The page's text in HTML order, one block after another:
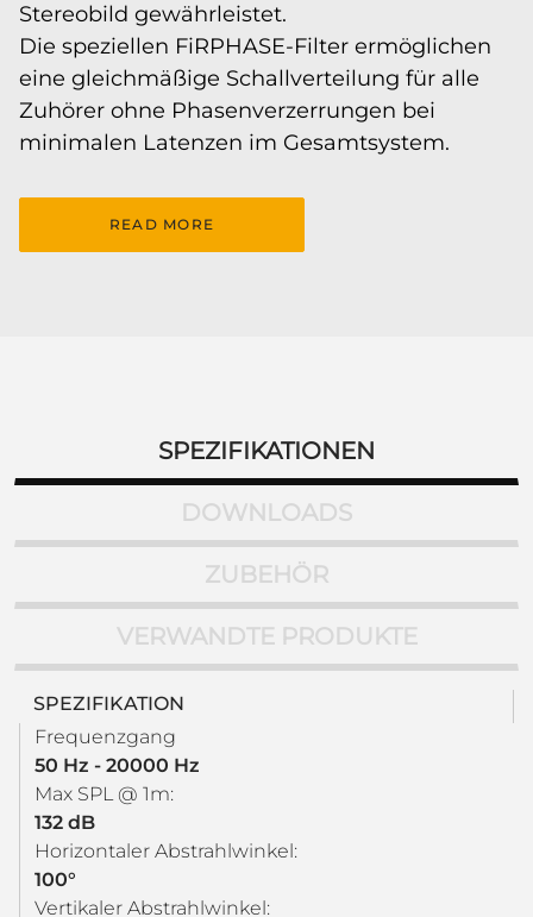
Stereobild gewährleistet.
Die speziellen FiRPHASE-Filter ermöglichen
eine gleichmäßige Schallverteilung für alle
Zuhörer ohne Phasenverzerrungen bei
minimalen Latenzen im Gesamtsystem.
READ MORE
SPEZIFIKATIONEN
DOWNLOADS
ZUBEHÖR
VERWANDTE PRODUKTE
SPEZIFIKATION
Frequenzgang
50 Hz - 20000 Hz
Max SPL @ 1m:
132 dB
Horizontaler Abstrahlwinkel:
100°
Vertikaler Abstrahlwinkel: